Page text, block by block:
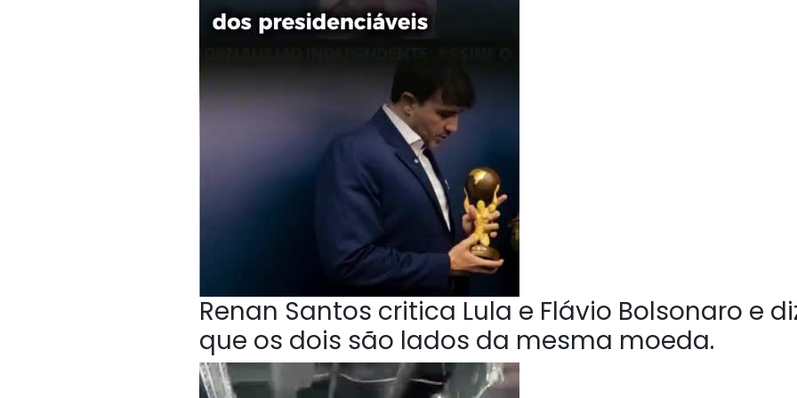
Renan Santos critica Lula e Flávio Bolsonaro e
que os dois são lados da mesma moeda.